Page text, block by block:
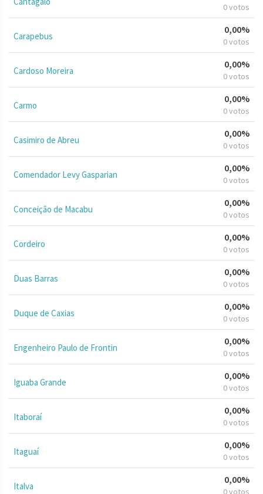
0 votos
Carapebus
0,00%
0 votos
Cardoso Moreira
0,00%
0 votos
Carmo
0,00%
0 votos
Casimiro de Abreu
0,00%
0 votos
Comendador Levy Gasparian
0,00%
0 votos
Conceição de Macabu
0,00%
0 votos
Cordeiro
0,00%
0 votos
Duas Barras
0,00%
0 votos
Duque de Caxias
0,00%
0 votos
Engenheiro Paulo de Frontin
0,00%
0 votos
Iguaba Grande
0,00%
0 votos
Itaboraí
0,00%
0 votos
Itaguaí
0,00%
0 votos
Italva
0,00%
0 votos